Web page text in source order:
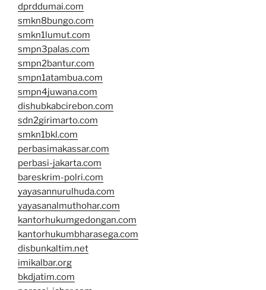
dprddumai.com
smkn8bungo.com
smkn1lumut.com
smpn3palas.com
smpn2bantur.com
smpn1atambua.com
smpn4juwana.com
dishubkabcirebon.com
sdn2girimarto.com
smkn1bkl.com
perbasimakassar.com
perbasi-jakarta.com
bareskrim-polri.com
yayasannurulhuda.com
yayasanalmuthohar.com
kantorhukumgedongan.com
kantorhukumbharasega.com
disbunkaltim.net
imikalbar.org
bkdjatim.com